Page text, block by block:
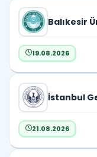
Balıkesir
19.08.2026
İstanbul
21.08.2026